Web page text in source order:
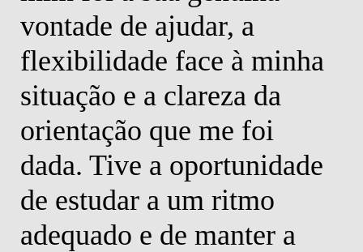
vontade de ajudar, a
flexibilidade face à minha
situação e a clareza da
orientação que me foi
dada. Tive a oportunidade
de estudar a um ritmo
adequado e de manter a